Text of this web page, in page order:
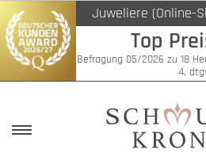
Juweliere (Online-
Top
Befragung 05/2026 zu 18
4,